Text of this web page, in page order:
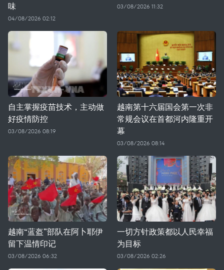
味
04/08/2026 02:12
03/08/2026 11:32
自主掌握疫苗技术，主动做
好疫情防控
03/08/2026 08:19
越南第十六届国会第一次非
常规会议在首都河内隆重开
幕
03/08/2026 08:14
越南“蓝盔”部队在阿卜耶伊
留下温情印记
03/08/2026 06:32
一切方针政策都以人民幸福
为目标
03/08/2026 02:26